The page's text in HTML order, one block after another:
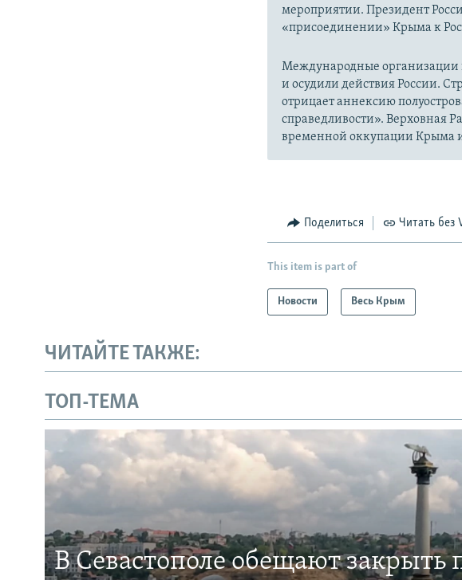
мероприятии. Президент
«присоединении» Крыма к
Международные
и осудили действия России.
отрицает аннексию
справедливости». Верховная
временной оккупации Крыма и
Поделиться Читать без
This item is part of
Новости Весь Крым
ЧИТАЙТЕ ТАКЖЕ:
ТОП-ТЕМА
В Севастополе обещают закрыть